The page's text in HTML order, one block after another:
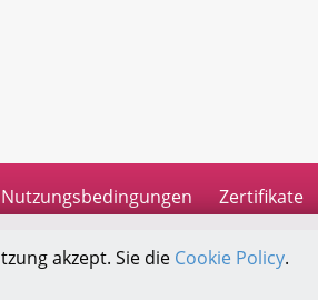
Nutzungsbedingungen Zertifikate
akzept. Sie die Cookie Policy.